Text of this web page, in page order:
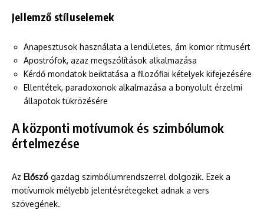
Jellemző stíluselemek
Anapesztusok használata a lendületes, ám komor ritmusért
Apostrófok, azaz megszólítások alkalmazása
Kérdő mondatok beiktatása a filozófiai kételyek kifejezésére
Ellentétek, paradoxonok alkalmazása a bonyolult érzelmi
állapotok tükrözésére
A központi motívumok és szimbólumok
értelmezése
Az Előszó gazdag szimbólumrendszerrel dolgozik. Ezek a
motívumok mélyebb jelentésrétegeket adnak a vers
szövegének.